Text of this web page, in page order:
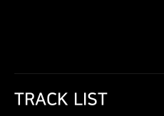
TRACK LIST